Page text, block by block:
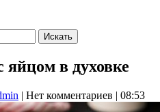
в духовке
| Нет комментариев | 08:53